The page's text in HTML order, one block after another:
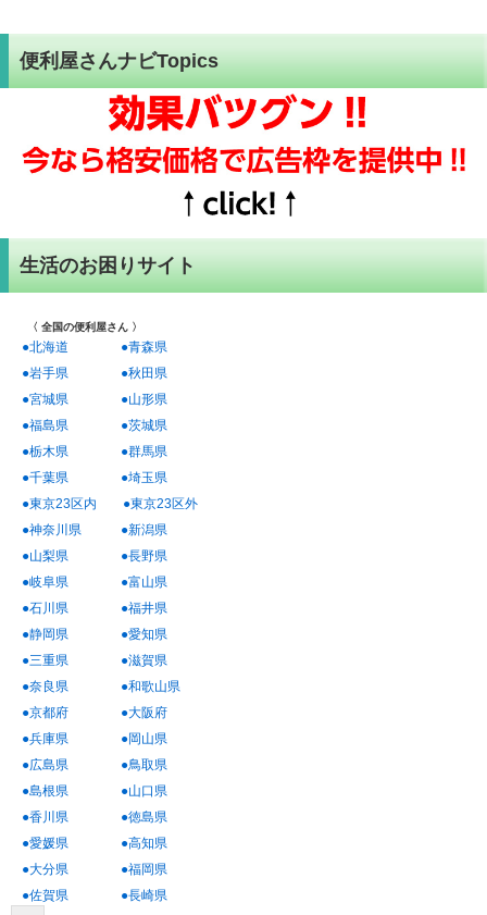
便利屋さんナビTopics
生活のお困りサイト
〈 全国の便利屋さん 〉
●北海道
●青森県
●岩手県
●秋田県
●宮城県
●山形県
●福島県
●茨城県
●栃木県
●群馬県
●千葉県
●埼玉県
●東京23区内
●東京23区外
●神奈川県
●新潟県
●山梨県
●長野県
●岐阜県
●富山県
●石川県
●福井県
●静岡県
●愛知県
●三重県
●滋賀県
●奈良県
●和歌山県
●京都府
●大阪府
●兵庫県
●岡山県
●広島県
●鳥取県
●島根県
●山口県
●香川県
●徳島県
●愛媛県
●高知県
●大分県
●福岡県
●佐賀県
●長崎県